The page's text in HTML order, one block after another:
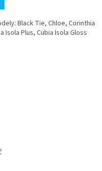
Black Tie, Chloe, Corinthia
Isola Plus, Cubia Isola Gloss